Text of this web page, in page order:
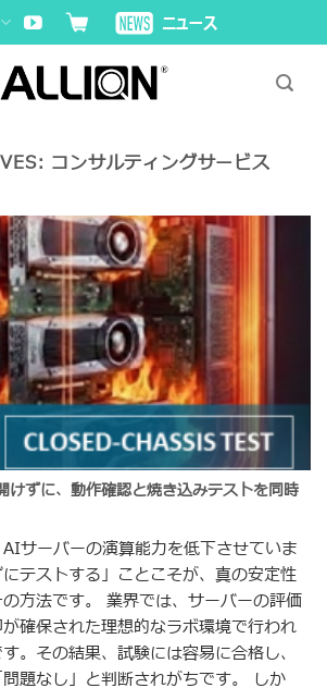
コンサルティングサービス
けずに、動作確認と焼き込みテストを同時
サーバーの演算能力を低下させていま
テストする」ことこそが、真の安定性
方法です。 業界では、サーバーの評価
確保された理想的なラボ環境で行われ
。その結果、試験には容易に合格し、
題なし」と判断されがちです。 しか